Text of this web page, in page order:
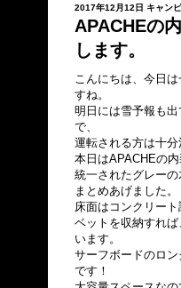
2017年12月12日 キャン
APACHEの
します。
こんにちは、今日
すね。
明日には雪予報も
で、
運転される方は十分
本日はAPACHEの内
統一されたグレー
まとめあげました。
床面はコンクリート
ベットを収納すれ
います。
サーフボードのロ
です！